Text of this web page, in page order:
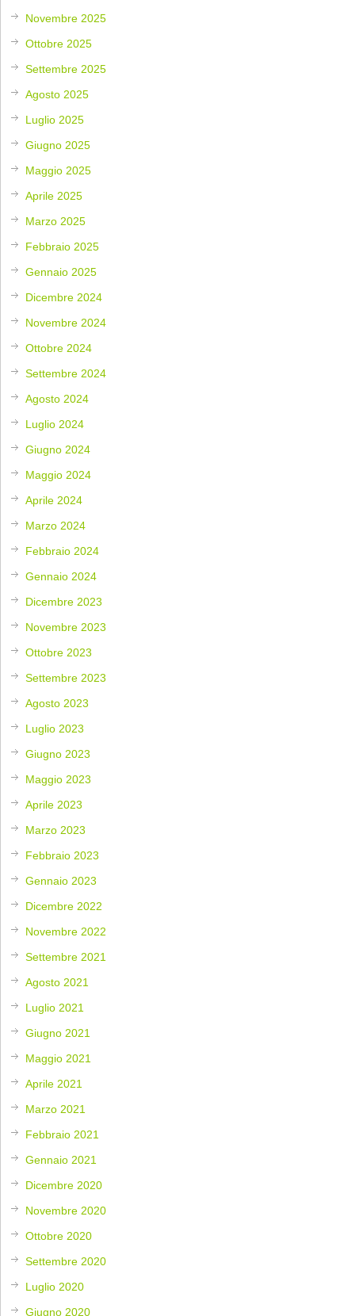
Novembre 2025
Ottobre 2025
Settembre 2025
Agosto 2025
Luglio 2025
Giugno 2025
Maggio 2025
Aprile 2025
Marzo 2025
Febbraio 2025
Gennaio 2025
Dicembre 2024
Novembre 2024
Ottobre 2024
Settembre 2024
Agosto 2024
Luglio 2024
Giugno 2024
Maggio 2024
Aprile 2024
Marzo 2024
Febbraio 2024
Gennaio 2024
Dicembre 2023
Novembre 2023
Ottobre 2023
Settembre 2023
Agosto 2023
Luglio 2023
Giugno 2023
Maggio 2023
Aprile 2023
Marzo 2023
Febbraio 2023
Gennaio 2023
Dicembre 2022
Novembre 2022
Settembre 2021
Agosto 2021
Luglio 2021
Giugno 2021
Maggio 2021
Aprile 2021
Marzo 2021
Febbraio 2021
Gennaio 2021
Dicembre 2020
Novembre 2020
Ottobre 2020
Settembre 2020
Luglio 2020
Giugno 2020